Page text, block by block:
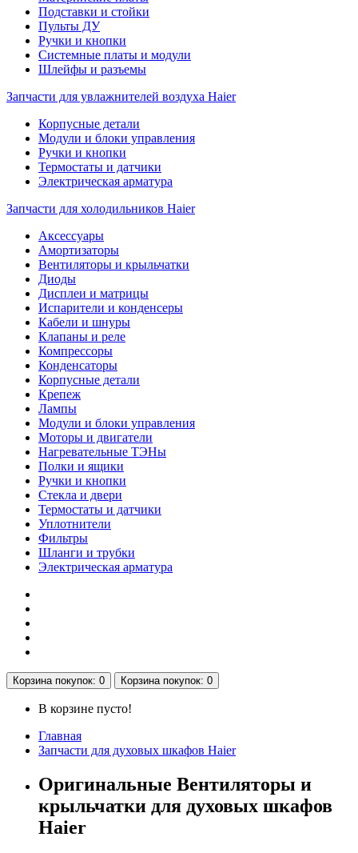
Подставки и стойки
Пульты ДУ
Ручки и кнопки
Системные платы и модули
Шлейфы и разъемы
Запчасти для увлажнителей воздуха Haier
Корпусные детали
Модули и блоки управления
Ручки и кнопки
Термостаты и датчики
Электрическая арматура
Запчасти для холодильников Haier
Аксессуары
Амортизаторы
Вентиляторы и крыльчатки
Диоды
Дисплеи и матрицы
Испарители и конденсеры
Кабели и шнуры
Клапаны и реле
Компрессоры
Конденсаторы
Корпусные детали
Крепеж
Лампы
Модули и блоки управления
Моторы и двигатели
Нагревательные ТЭНы
Полки и ящики
Ручки и кнопки
Стекла и двери
Термостаты и датчики
Уплотнители
Фильтры
Шланги и трубки
Электрическая арматура
Корзинапокупок: 0 Корзинапокупок: 0
В корзине пусто!
Главная
Запчасти для духовых шкафов Haier
Оригинальные Вентиляторы и
крыльчатки для духовых шкафов
Haier